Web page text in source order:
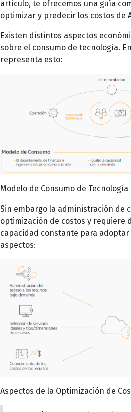
artículo, te ofrecemos una guía
optimizar y predecir los costos de
Existen distintos aspectos
sobre el consumo de tecnología.
representa esto:
Modelo de Consumo de
Sin embargo la administración de
optimización de costos y requiere
capacidad constante para
aspectos:
Aspectos de la Optimización de